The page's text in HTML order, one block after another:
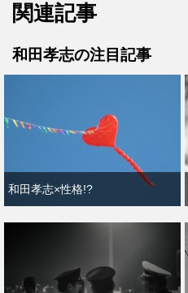
関連記事
和田孝志の注目記事
和田孝志×性格!?